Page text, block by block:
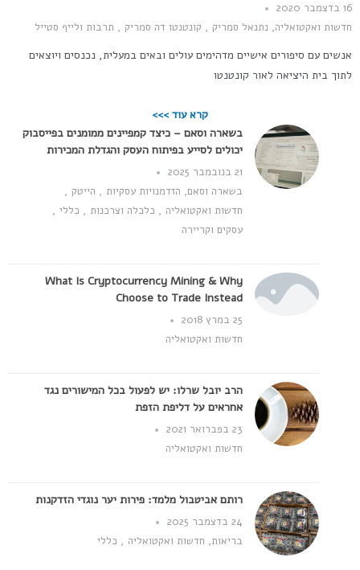
16 בדצמבר 2020
חדשות ואקטואליה, נתנאל סמריק , קונטנטו דה סמריק , תרבות ולייף סטייל
אנשים עם סיפורים אישיים מדהימים עולים ובאים במעלית, נכנסים ויוצאים
לתוך בית היציאה לאור קונטנטו
קרא עוד >>>
בשארה וסאם – כיצד קמפיינים ממומנים בפייסבוק
יכולים לסייע בפיתוח העסק והגדלת המכירות
21 בנובמבר 2025
בשארה וסאם, הזדמנויות עסקיות , הייטק ,
חדשות ואקטואליה , כלכלה וצרכנות , כללי ,
עסקים וקריירה
What Is Cryptocurrency Mining & Why
Choose to Trade Instead
25 במרץ 2018
חדשות ואקטואליה
הרב יובל שרלו: יש לפעול בכל המישורים נגד
אחראים על דליפת הזפת
23 בפברואר 2021
חדשות ואקטואליה
רותם אביטבול מלמד: פירות יער נוגדי הזדקנות
24 בדצמבר 2025
בריאות, חדשות ואקטואליה , כללי